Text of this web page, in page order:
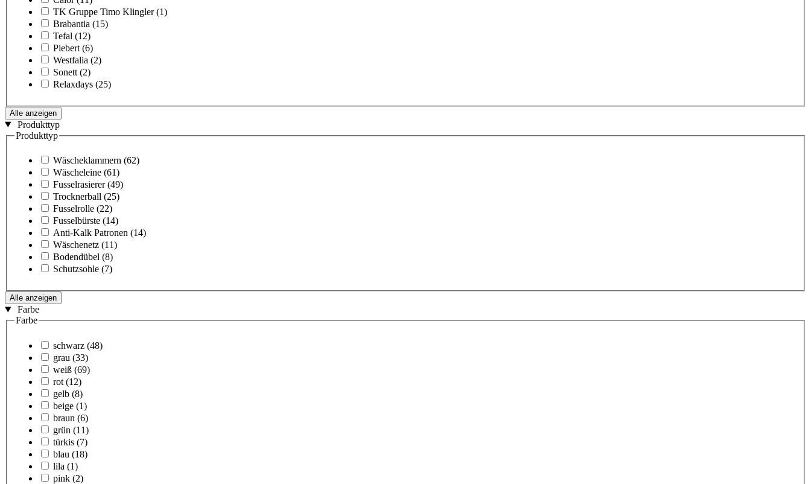
TK Gruppe Timo Klingler (1)
Brabantia (15)
Tefal (12)
Piebert (6)
Westfalia (2)
Sonett (2)
Relaxdays (25)
Alle anzeigen
Produkttyp
Produkttyp
Wäscheklammern (62)
Wäscheleine (61)
Fusselrasierer (49)
Trocknerball (25)
Fusselrolle (22)
Fusselbürste (14)
Anti-Kalk Patronen (14)
Wäschenetz (11)
Bodendübel (8)
Schutzsohle (7)
Alle anzeigen
Farbe
Farbe
schwarz (48)
grau (33)
weiß (69)
rot (12)
gelb (8)
beige (1)
braun (6)
grün (11)
türkis (7)
blau (18)
lila (1)
pink (2)